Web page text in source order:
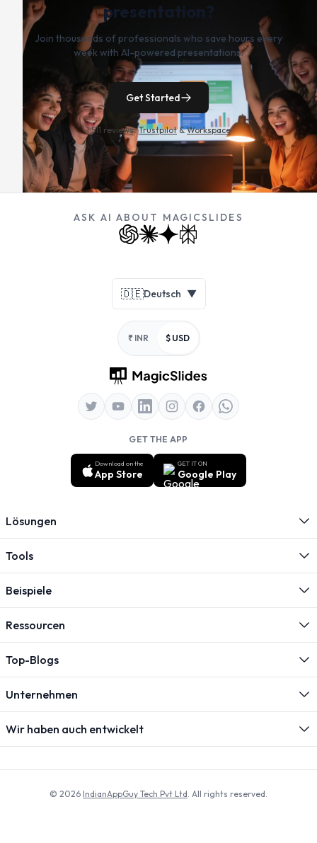
presentation?
Join thousands of professionals who save hours every
week with AI-powered presentations.
Get Started
1,511 reviews · Trustpilot & Workspace
ASK AI ABOUT MAGICSLIDES
🇩🇪Deutsch ▼
₹ INR $ USD
GET THE APP
Download on the
App Store
GET IT ON
Google Play
Lösungen
Tools
Beispiele
Ressourcen
Top-Blogs
Unternehmen
Wir haben auch entwickelt
© 2026 IndianAppGuy Tech Pvt Ltd. All rights reserved.